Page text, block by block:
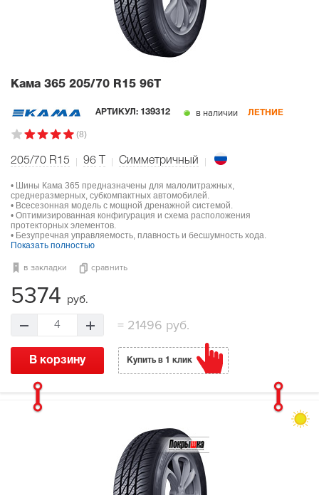
Кама 365 205/70 R15 96T
АРТИКУЛ: 139312 в наличии ЛЕТНИЕ
(8)
205/70 R15 96 Симметричный
• Шины Кама 365 предназначены для малолитражных,
среднеразмерных, субкомпактных автомобилей.
• Всесезонная модель с мощной дренажной системой.
• Оптимизированная конфигурация и схема расположения
протекторных элементов.
• Безупречная управляемость, плавность и бесшумность хода.
Показать полностью
в закладки сравнить
5374 руб.
4 = 21496 руб.
В корзину Купить в 1 клик